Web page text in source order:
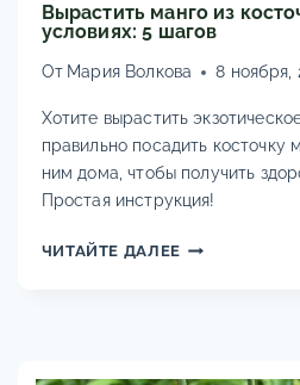
Вырастить манго из
условиях: 5 шагов
От Мария Волкова 8 ноября,
Хотите вырастить
правильно посадить косточку
ним дома, чтобы получить
Простая инструкция!
ЧИТАЙТЕ ДАЛЕЕВЫРАСТИТЬ